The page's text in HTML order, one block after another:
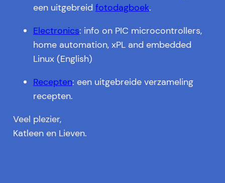
een uitgebreid fotodagboek.
Electronics: info on PIC microcontrollers,
home automation, xPL and embedded
Linux (English)
Recepten: een uitgebreide verzameling
recepten.
Veel plezier,
Katleen en Lieven.